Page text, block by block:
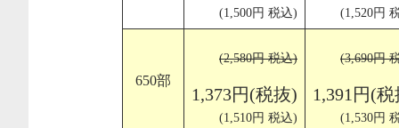
(1,500円 税込) (1,520円
650部
(2,580円 税込)
1,373円(税抜)
(1,510円 税込)
(3,690円
1,391円(
(1,530円